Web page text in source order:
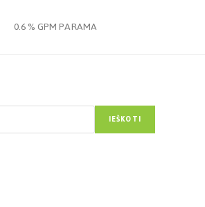
0.6 % GPM PARAMA
IEŠKOTI